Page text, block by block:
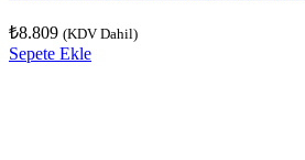
₺8.809 (KDV Dahil)
Sepete Ekle